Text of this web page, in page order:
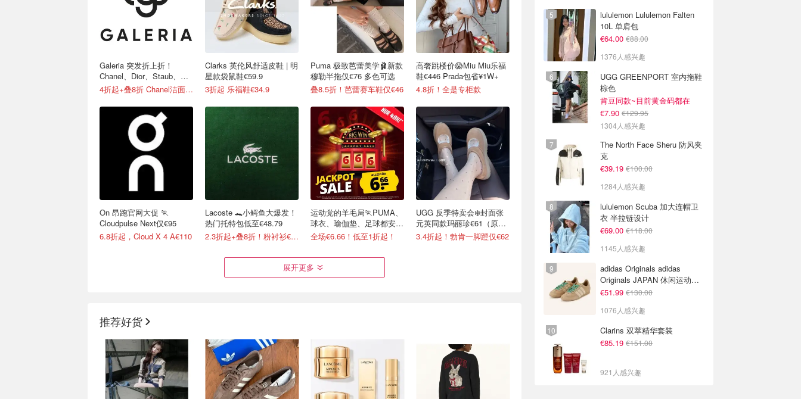
Galeria 突发折上折！
Chanel、Dior、Staub、黑
绷带
4折起+叠8折 Chanel洁面罕见€43
On 昂跑官网大促 🏃
Cloudpulse Next仅€95
6.8折起，Cloud X 4 A€110
Clarks 英伦风舒适皮鞋 | 明
星款袋鼠鞋€59.9
3折起 乐福鞋€34.9
Lacoste 🐊小鳄鱼大爆发！
热门托特包低至€48.79
2.3折起+叠8折！粉衬衫€42.39
Puma 极致芭蕾美学🩰新款
穆勒半拖仅€76 多色可选
叠8.5折！芭蕾赛车鞋仅€46
运动党的羊毛局🏃PUMA、
球衣、瑜伽垫、足球都安排
了！
全场€6.66！低至1折起！
高奢跳楼价😱Miu Miu乐福
鞋€446 Prada包省¥1W+
4.8折！全是专柜款
UGG 反季特卖会❄️封面张
元英同款玛丽珍€61（原
€140）
3.4折起！勃肯一脚蹬仅€62
2026七夕情人节礼物清单
+约会指南 ❤️送礼推荐+折
扣汇总
26FW秋冬新品🍂UGG毛拖
€105 勃肯拖鞋€112
奢牌一律7.5折！
Camper 官网大促 🔥爆款鸳
鸯乐福鞋、芭蕾鞋等捡漏！
疑似霸哥！6折起+叠8.5折！
男友力Max穿搭💯 石头岛/
拉夫劳伦/Gucci
6.5折起+4.8折！
展开更多
推荐好货
lululemon Lululemon Falten
10L 单肩包
€64.00 €88.00
1376人感兴趣
UGG GREENPORT 室内拖鞋
棕色
肯豆同款~目前黄金码都在
€7.90 €129.95
1304人感兴趣
The North Face Sheru 防风夹
克
€39.19 €100.00
1284人感兴趣
lululemon Scuba 加大连帽卫
衣 半拉链设计
€69.00 €118.00
1145人感兴趣
adidas Originals adidas
Originals JAPAN 休闲运动鞋
米色
€51.99 €130.00
1076人感兴趣
Clarins 双萃精华套装
€85.19 €151.00
921人感兴趣